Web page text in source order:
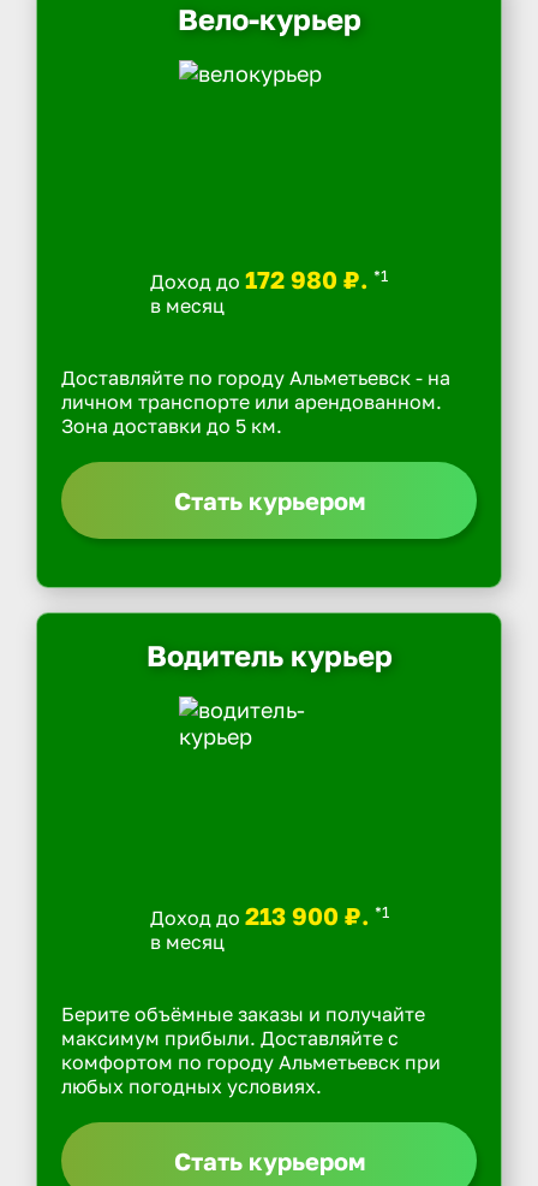
Вело-курьер
Доход до 172 980 ₽. *1
в месяц
Доставляйте по городу Альметьевск - на
личном транспорте или арендованном.
Зона доставки до 5 км.
Стать курьером
Водитель курьер
Доход до 213 900 ₽. *1
в месяц
Берите объёмные заказы и получайте
максимум прибыли. Доставляйте с
комфортом по городу Альметьевск при
любых погодных условиях.
Стать курьером